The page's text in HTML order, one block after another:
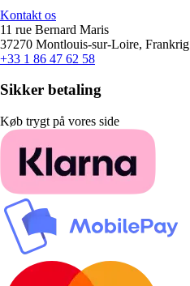
Kontakt os
11 rue Bernard Maris
37270 Montlouis-sur-Loire, Frankrig
+33 1 86 47 62 58
Sikker betaling
Køb trygt på vores side